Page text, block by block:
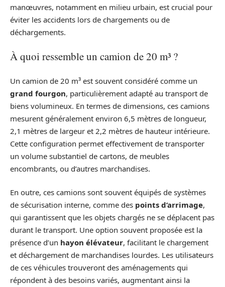
manœuvres, notamment en milieu urbain, est crucial pour
éviter les accidents lors de chargements ou de
déchargements.
À quoi ressemble un camion de 20 m³ ?
Un camion de 20 m³ est souvent considéré comme un
grand fourgon, particulièrement adapté au transport de
biens volumineux. En termes de dimensions, ces camions
mesurent généralement environ 6,5 mètres de longueur,
2,1 mètres de largeur et 2,2 mètres de hauteur intérieure.
Cette configuration permet effectivement de transporter
un volume substantiel de cartons, de meubles
encombrants, ou d’autres marchandises.
En outre, ces camions sont souvent équipés de systèmes
de sécurisation interne, comme des points d’arrimage,
qui garantissent que les objets chargés ne se déplacent pas
durant le transport. Une option souvent proposée est la
présence d’un hayon élévateur, facilitant le chargement
et déchargement de marchandises lourdes. Les utilisateurs
de ces véhicules trouveront des aménagements qui
répondent à des besoins variés, augmentant ainsi la